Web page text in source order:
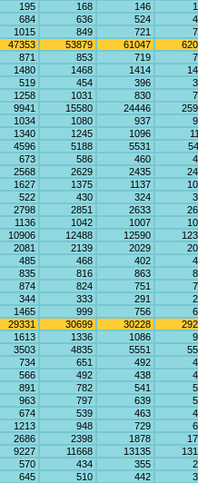
195 168 146
684 636 524
1015 849 721
47353 53879 61047
871 853 719
1480 1468 1414
519 454 396
1258 1031 830
9941 15580 24446
1034 1080 937
1340 1245 1096
4596 5188 5531
673 586 460
2568 2629 2435
1627 1375 1137
522 430 324
2798 2851 2633
1136 1042 1007
10906 12488 12590
2081 2139 2029
485 468 402
835 816 863
874 824 751
344 333 291
1465 999 756
29331 30699 30228
1613 1336 1086
3503 4835 5551
734 651 492
566 492 438
891 782 541
963 797 639
674 539 463
1213 948 729
2686 2398 1878
9227 11668 13135
570 434 355
645 510 442